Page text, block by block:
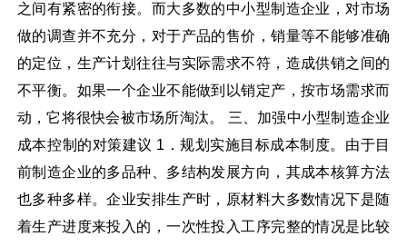
之间有紧密的衔接。而大多数的中小型制造企业，对市场
做的调查并不充分，对于产品的售价，销量等不能够准确
的定位，生产计划往往与实际需求不符，造成供销之间的
不平衡。如果一个企业不能做到以销定产，按市场需求而
动，它将很快会被市场所淘汰。 三、加强中小型制造企业
成本控制的对策建议 1．规划实施目标成本制度。由于目
前制造企业的多品种、多结构发展方向，其成本核算方法
也多种多样。企业安排生产时，原材料大多数情况下是随
着生产进度来投入的，一次性投入工序完整的情况是比较